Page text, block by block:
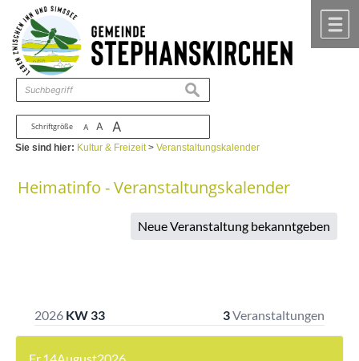
Zum Inhalt ,zur Navigation
Schriftgröße A A A
suchen
Sie sind hier: Kultur & Freizeit>Veranstaltungskalender
Heimatinfo - Veranstaltungskalender